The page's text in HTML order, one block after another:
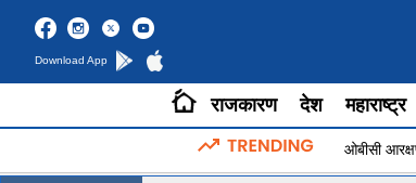
Download App
राजकारण देश महाराष्ट्र
ओबीसी